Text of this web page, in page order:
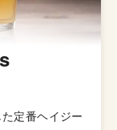
定番ヘイジー